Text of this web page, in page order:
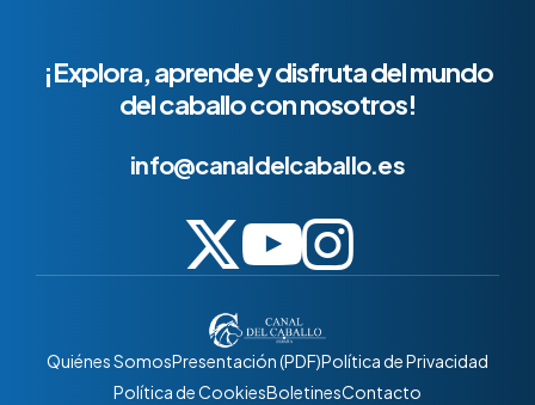
¡Explora, aprende y disfruta del mundo
del caballo con nosotros!
info@canaldelcaballo.es
Quiénes SomosPresentación (PDF)Política de Privacidad
Política de CookiesBoletinesContacto